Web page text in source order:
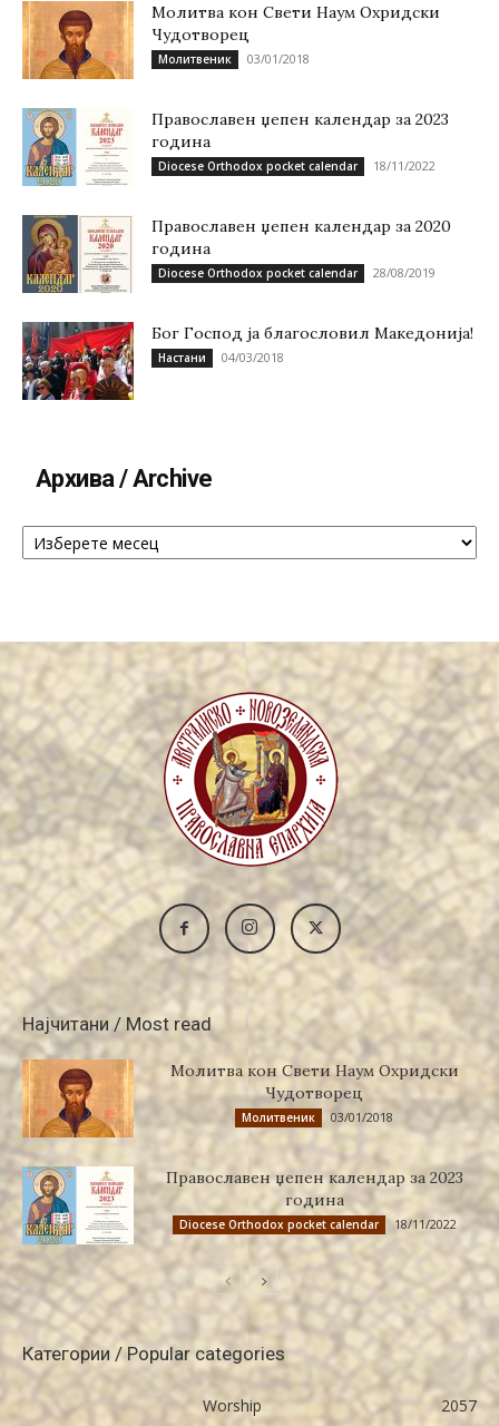
Молитва кон Свети Наум Охридски
Чудотворец
Молитвеник 03/01/2018
Православен џепен календар за 2023
година
Diocese Orthodox pocket calendar 18/11/2022
Православен џепен календар за 2020
година
Diocese Orthodox pocket calendar 28/08/2019
Бог Господ ја благословил Македонија!
Настани 04/03/2018
Архива / Archive
Архива
Најчитани / Most read
Молитва кон Свети Наум Охридски
Чудотворец
Молитвеник 03/01/2018
Православен џепен календар за 2023
година
Diocese Orthodox pocket calendar 18/11/2022
Категории / Popular categories
Worship 2057